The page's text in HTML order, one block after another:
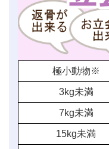
極小動物※
3kg未満
7kg未満
15kg未満